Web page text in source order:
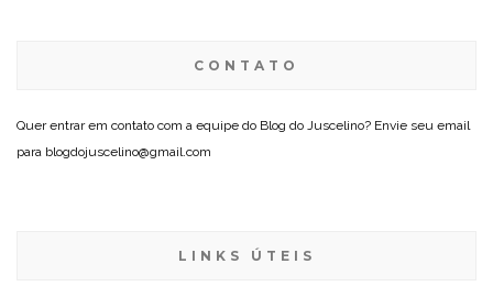
CONTATO
Quer entrar em contato com a equipe do Blog do Juscelino? Envie seu email
para blogdojuscelino@gmail.com
LINKS ÚTEIS